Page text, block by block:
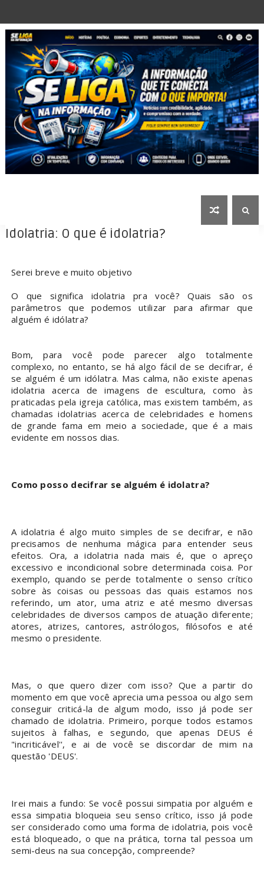
Idolatria: O que é idolatria?
Serei breve e muito objetivo
O que significa idolatria pra você? Quais são os
parâmetros que podemos utilizar para afirmar que
alguém é idólatra?
Bom, para você pode parecer algo totalmente
complexo, no entanto, se há algo fácil de se decifrar, é
se alguém é um idólatra. Mas calma, não existe apenas
idolatria acerca de imagens de escultura, como às
praticadas pela igreja católica, mas existem também, as
chamadas idolatrias acerca de celebridades e homens
de grande fama em meio a sociedade, que é a mais
evidente em nossos dias.
Como posso decifrar se alguém é idolatra?
A idolatria é algo muito simples de se decifrar, e não
precisamos de nenhuma mágica para entender seus
efeitos. Ora, a idolatria nada mais é, que o apreço
excessivo e incondicional sobre determinada coisa. Por
exemplo, quando se perde totalmente o senso crítico
sobre às coisas ou pessoas das quais estamos nos
referindo, um ator, uma atriz e até mesmo diversas
celebridades de diversos campos de atuação diferente;
atores, atrizes, cantores, astrólogos, filósofos e até
mesmo o presidente.
Mas, o que quero dizer com isso? Que a partir do
momento em que você aprecia uma pessoa ou algo sem
conseguir criticá-la de algum modo, isso já pode ser
chamado de idolatria. Primeiro, porque todos estamos
sujeitos à falhas, e segundo, que apenas DEUS é
"incriticável'', e ai de você se discordar de mim na
questão 'DEUS'.
Irei mais a fundo: Se você possui simpatia por alguém e
essa simpatia bloqueia seu senso crítico, isso já pode
ser considerado como uma forma de idolatria, pois você
está bloqueado, o que na prática, torna tal pessoa um
semi-deus na sua concepção, compreende?